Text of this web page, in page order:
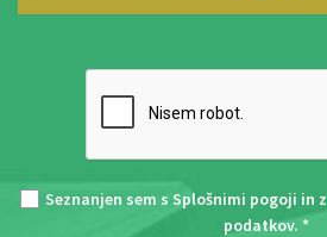
Seznanjen sem s Splošnimi pogoji in z
podatkov. *